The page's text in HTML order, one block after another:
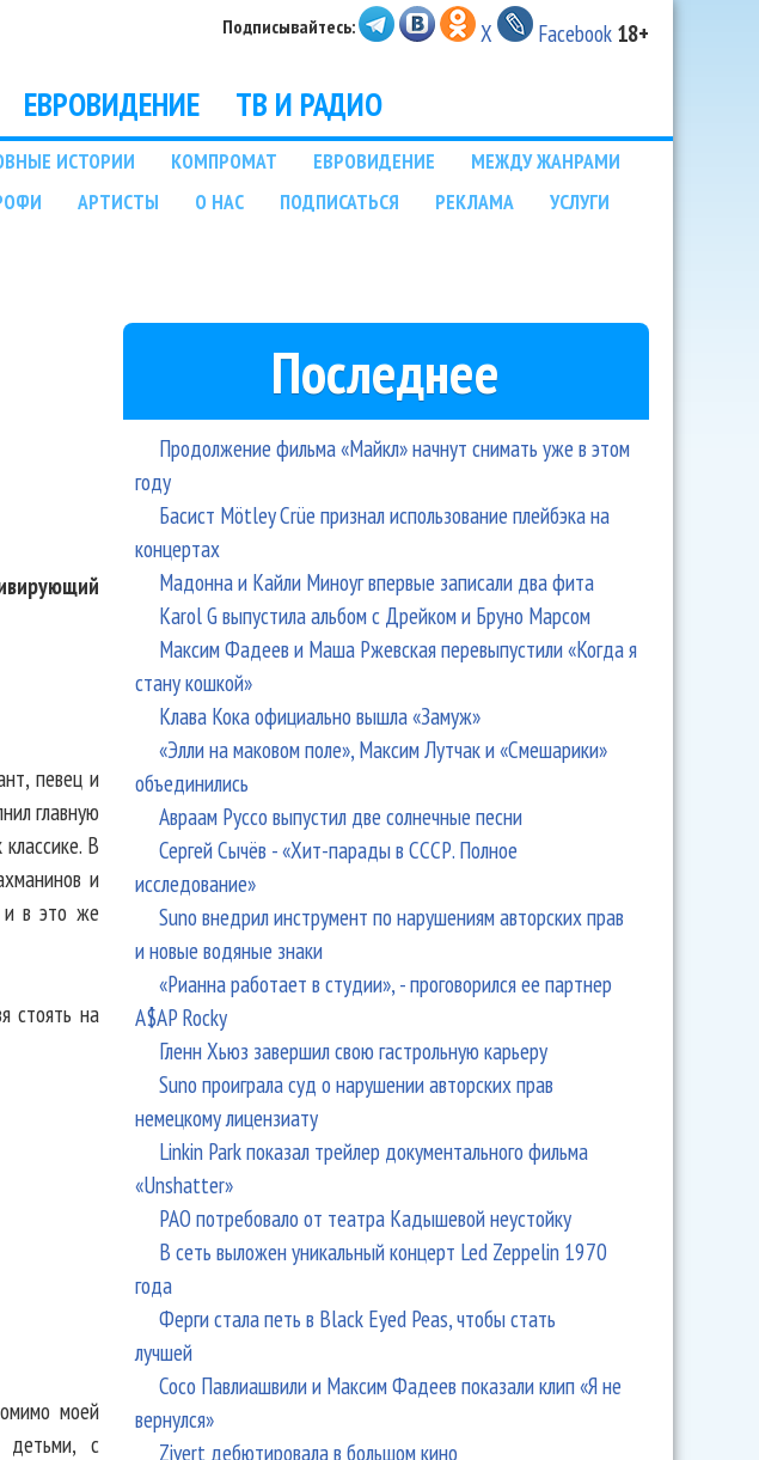
Подписывайтесь: X Facebook 18+
ЕВРОВИДЕНИЕ ТВ И РАДИО
ИСТОРИИ КОМПРОМАТ ЕВРОВИДЕНИЕ
МЕЖДУ ЖАНРАМИ
АРТИСТЫ О НАС ПОДПИСАТЬСЯ РЕКЛАМА
УСЛУГИ
певец и
главную
В
и
и в это же
стоять на
моей
детьми, с
Последнее
Продолжение фильма «Майкл» начнут снимать уже в этом
году
Басист Mötley Crüe признал использование плейбэка на
концертах
Мадонна и Кайли Миноуг впервые записали два фита
Karol G выпустила альбом с Дрейком и Бруно Марсом
Максим Фадеев и Маша Ржевская перевыпустили «Когда я
стану кошкой»
Клава Кока официально вышла «Замуж»
«Элли на маковом поле», Максим Лутчак и «Смешарики»
объединились
Авраам Руссо выпустил две солнечные песни
Сергей Сычёв - «Хит-парады в СССР. Полное
исследование»
Suno внедрил инструмент по нарушениям авторских прав
и новые водяные знаки
«Рианна работает в студии», - проговорился ее партнер
A$AP Rocky
Гленн Хьюз завершил свою гастрольную карьеру
Suno проиграла суд о нарушении авторских прав
немецкому лицензиату
Linkin Park показал трейлер документального фильма
«Unshatter»
РАО потребовало от театра Кадышевой неустойку
В сеть выложен уникальный концерт Led Zeppelin 1970
года
Ферги стала петь в Black Eyed Peas, чтобы стать
лучшей
Сосо Павлиашвили и Максим Фадеев показали клип «Я не
вернулся»
Zivert дебютировала в большом кино